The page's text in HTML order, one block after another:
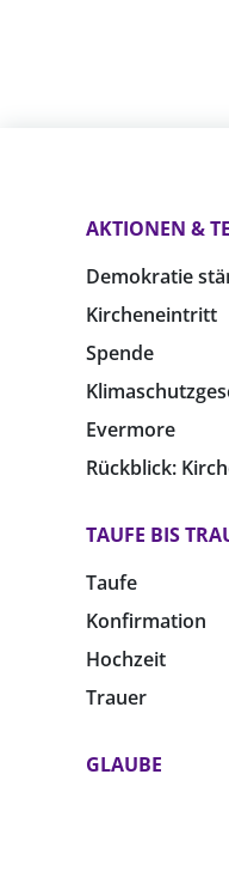
AKTIONEN &
Demokratie
Kircheneintritt
Spende
Evermore
Rückblick:
TAUFE BIS
Taufe
Konfirmation
Hochzeit
Trauer
GLAUBE